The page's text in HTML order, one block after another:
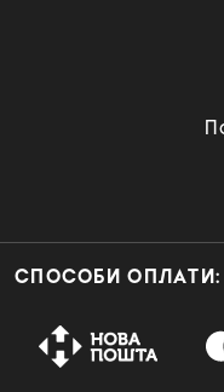
СПОСОБИ ОПЛАТИ: